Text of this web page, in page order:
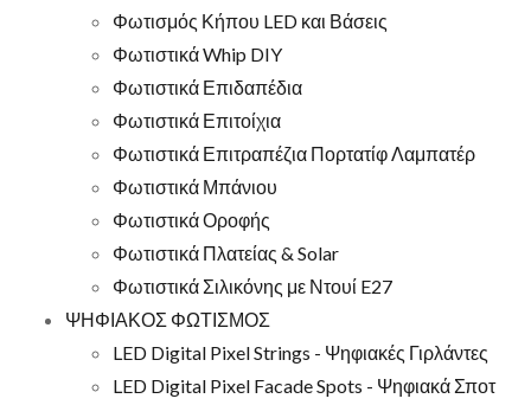
Φωτισμός Κήπου LED και Βάσεις
Φωτιστικά Whip DIY
Φωτιστικά Επιδαπέδια
Φωτιστικά Επιτοίχια
Φωτιστικά Επιτραπέζια Πορτατίφ Λαμπατέρ
Φωτιστικά Μπάνιου
Φωτιστικά Οροφής
Φωτιστικά Πλατείας & Solar
Φωτιστικά Σιλικόνης με Ντουί E27
ΨΗΦΙΑΚΟΣ ΦΩΤΙΣΜΟΣ
LED Digital Pixel Strings - Ψηφιακές Γιρλάντες
LED Digital Pixel Facade Spots - Ψηφιακά Σποτ